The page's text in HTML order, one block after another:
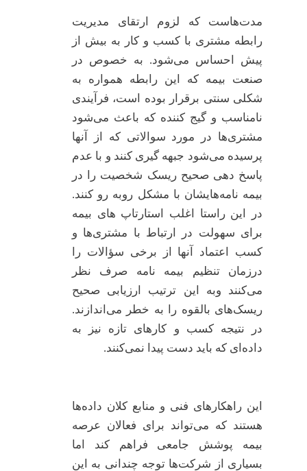
مدت‌هاست که لزوم ارتقای مدیریت
رابطه مشتری با کسب و کار به بیش از
پیش احساس می‌شود. به خصوص در
صنعت بیمه که این رابطه همواره به
شکلی سنتی برقرار بوده است، فرآیندی
نامناسب و گیج کننده که باعث می‌شود
مشتری‌ها در مورد سوالاتی که از آنها
پرسیده می‌شود جبهه گیری کنند و با عدم
پاسخ دهی صحیح ریسک شخصیت را در
بیمه نامه‌هایشان با مشکل روبه رو کنند.
در این راستا اغلب استارتاپ های بیمه
برای سهولت در ارتباط با مشتری‌ها و
کسب اعتماد آنها از برخی سؤالات را
درزمان تنظیم بیمه نامه صرف نظر
می‌کنند وبه این ترتیب ارزیابی صحیح
ریسک‌های بالقوه را به خطر می‌اندازند.
در نتیجه کسب و کارهای تازه نیز به
داده‌ای که باید دست پیدا نمی‌کنند.
این راهکارهای فنی و منابع کلان داده‌ها
هستند که می‌تواند برای فعالان عرصه
بیمه پوشش جامعی فراهم کند اما
بسیاری از شرکت‌ها توجه چندانی به این